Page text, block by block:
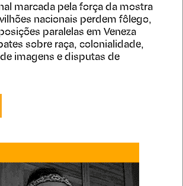
marcada pela força da mostra
nacionais perdem fôlego,
paralelas em Veneza
sobre raça, colonialidade,
imagens e disputas de